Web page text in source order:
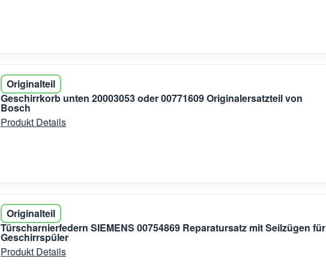
Originalteil
Geschirrkorb unten 20003053 oder 00771609 Originalersatzteil von
Bosch
Produkt Details
Originalteil
Türscharnierfedern SIEMENS 00754869 Reparatursatz mit Seilzügen für
Geschirrspüler
Produkt Details